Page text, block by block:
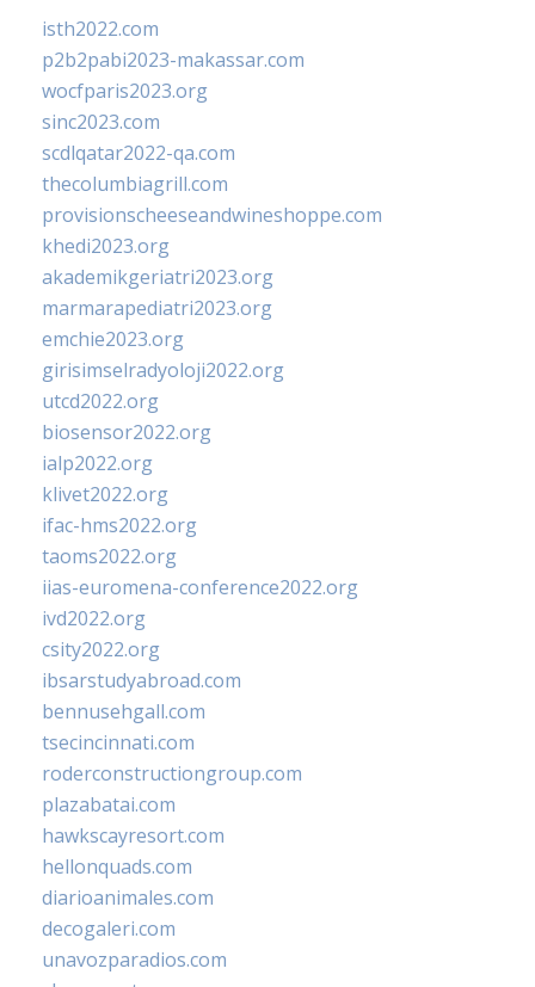
isth2022.com
p2b2pabi2023-makassar.com
wocfparis2023.org
sinc2023.com
scdlqatar2022-qa.com
thecolumbiagrill.com
provisionscheeseandwineshoppe.com
khedi2023.org
akademikgeriatri2023.org
marmarapediatri2023.org
emchie2023.org
girisimselradyoloji2022.org
utcd2022.org
biosensor2022.org
ialp2022.org
klivet2022.org
ifac-hms2022.org
taoms2022.org
iias-euromena-conference2022.org
ivd2022.org
csity2022.org
ibsarstudyabroad.com
bennusehgall.com
tsecincinnati.com
roderconstructiongroup.com
plazabatai.com
hawkscayresort.com
hellonquads.com
diarioanimales.com
decogaleri.com
unavozparadios.com